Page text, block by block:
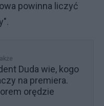
powinna liczyć
Duda wie, kogo
na premiera.
orędzie